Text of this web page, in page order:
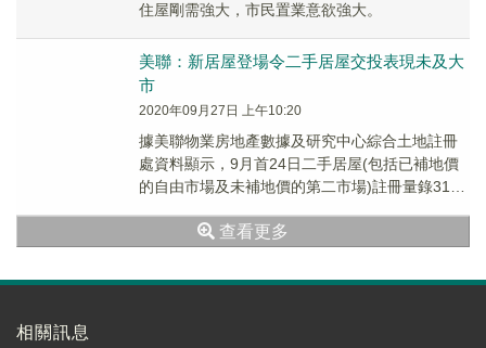
住屋剛需強大，市民置業意欲強大。
美聯：新居屋登場令二手居屋交投表現未及大
市
2020年09月27日 上午10:20
據美聯物業房地產數據及研究中心綜合土地註冊
處資料顯示，9月首24日二手居屋(包括已補地價
的自由市場及未補地價的第二市場)註冊量錄316
查看更多
相關訊息